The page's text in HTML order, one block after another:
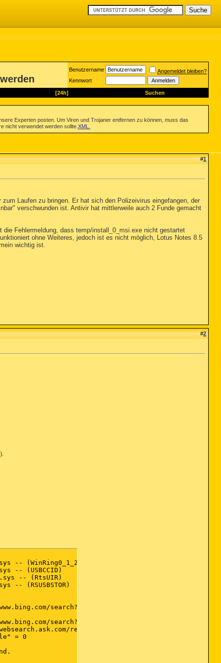
Benutzername
Angemeldet bleiben?
Kennwort
[24h] Suchen
Experten posten. Um Viren und Trojaner entfernen zu können, muss das
nicht verwendet werden sollte. XML
#1
Laufen zu bringen. Er hat sich den Polizeivirus eingefangen, der
verschwunden ist. Antivir hat mittlerweile auch 2 Funde gemacht
die Fehlermeldung, dass temp/install_0_msi.exe nicht gestartet
ohne Weiteres, jedoch ist es nicht möglich, Lotus Notes 8.5
wichtig ist.
#2
).
-- (WinRing0_1_2_0)
-- (USBCCID)
-- (RtsUIR)
-- (RSUSBSTOR)
search?q={searchTerms}&FORM=IE8SRC
redirect?client=ie&tb=AVR-
= 0